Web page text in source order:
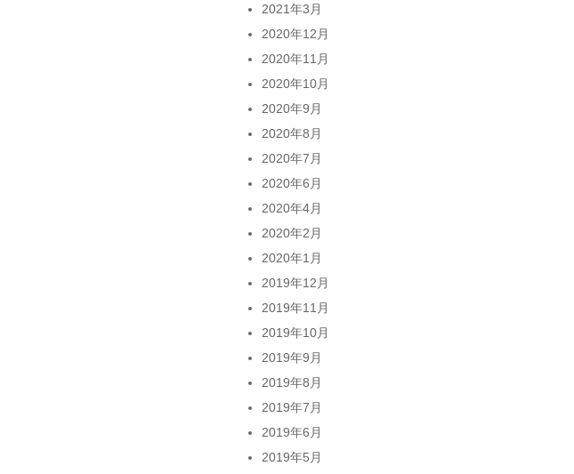
2021年3月
2020年12月
2020年11月
2020年10月
2020年9月
2020年8月
2020年7月
2020年6月
2020年4月
2020年2月
2020年1月
2019年12月
2019年11月
2019年10月
2019年9月
2019年8月
2019年7月
2019年6月
2019年5月